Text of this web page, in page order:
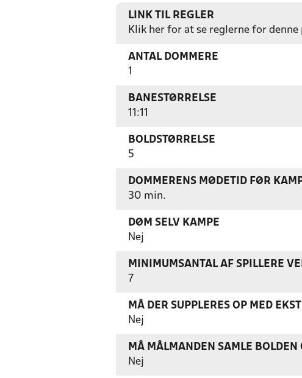
LINK TIL REGLER
Klik her for at se reglerne for denne
ANTAL DOMMERE
1
BANESTØRRELSE
11:11
BOLDSTØRRELSE
5
DOMMERENS MØDETID FØR
30 min.
DØM SELV KAMPE
Nej
MINIMUMSANTAL AF SPILLERE
7
MÅ DER SUPPLERES OP MED
Nej
MÅ MÅLMANDEN SAMLE
Nej